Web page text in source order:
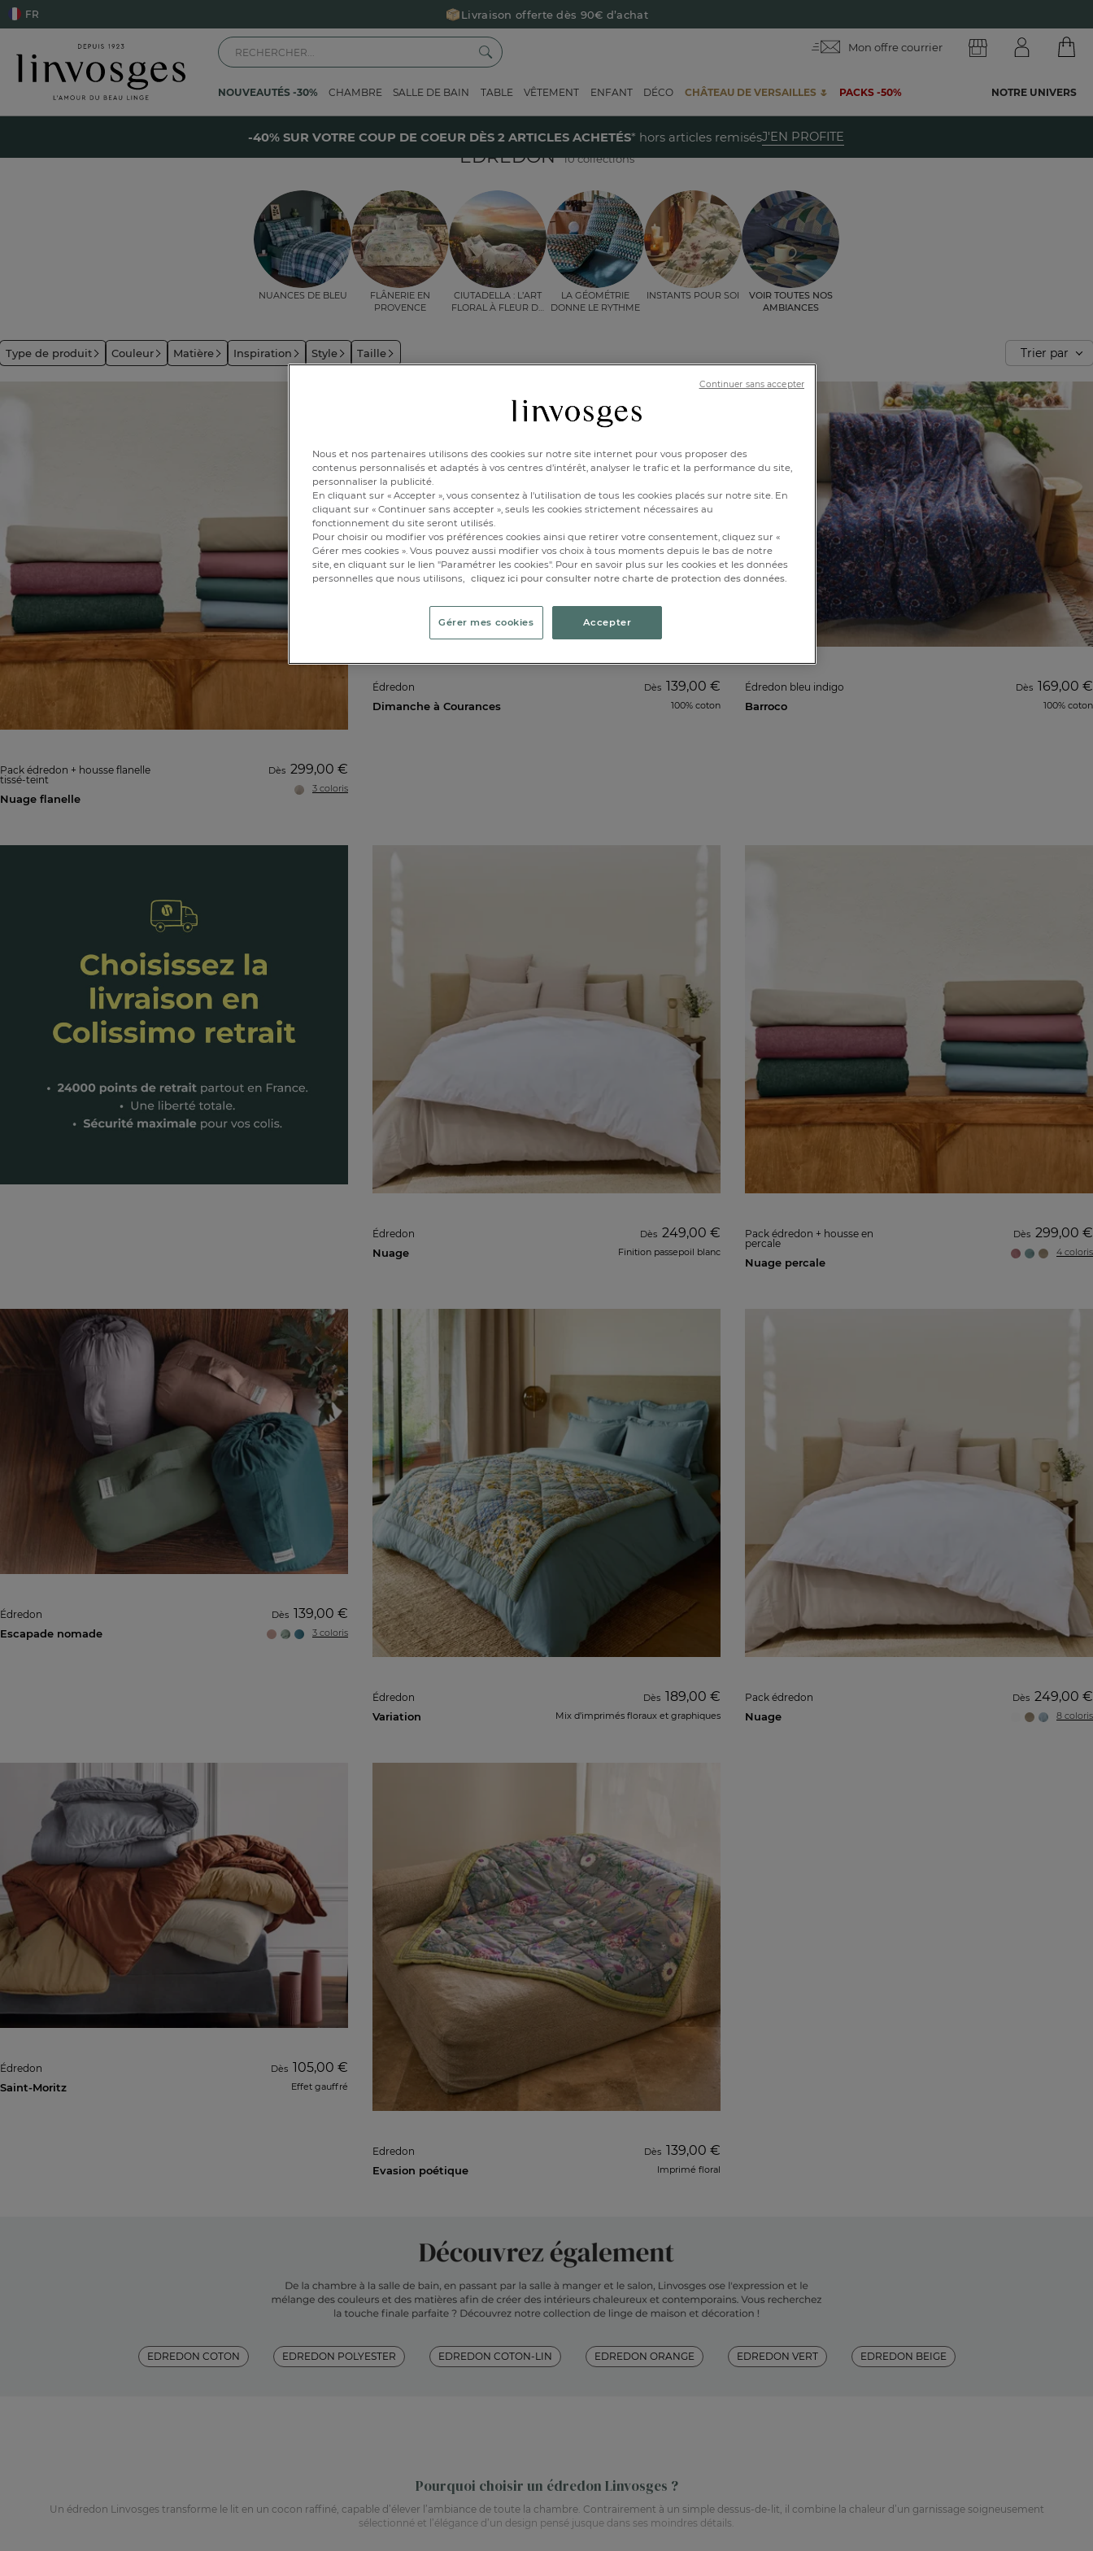
Livraison offerte dès 90€ d’achat
Retour offert avec Colissimo* !
Payez en 3x ou 4x sans frais avec Alma
Le parrainage Linvosges : offrez 15€, recevez 15€ ! Je découvre
-40% sur votre coup de coeur dès 2 articles achetés !
FR
Mon offre courrier
NOUVEAUTÉS -30% CHAMBRE SALLE DE BAIN TABLE VÊTEMENT ENFANT DÉCO CHÂTEAU DE VERSAILLES 🌷 PACKS -50% NOTRE UNIVERS
-40% SUR VOTRE COUP DE COEUR DÈS 2 ARTICLES ACHETÉS* hors articles remisésJ'EN PROFITE
ÉDREDON 10 collections
Nuances de bleu Flânerie en
Provence
Ciutadella : l’art
floral à fleur de
La géométrie
donne le rythme
Instants pour soi Voir toutes nos
ambiances
Type de produit Couleur Matière Inspiration Style Taille Trier par
Pack édredon + housse flanelle
tissé-teint
Nuage flanelle
Dès 299,00 €
3 coloris
Édredon
Dimanche à Courances
Dès 139,00 €
100% coton
Édredon bleu indigo
Barroco
Dès 169,00 €
100% coton
Édredon
Nuage
Dès 249,00 €
Finition passepoil blanc
Pack édredon + housse en
percale
Nuage percale
Dès 299,00 €
4 coloris
Édredon
Escapade nomade
Dès 139,00 €
3 coloris
Édredon
Variation
Dès 189,00 €
Mix d’imprimés floraux et graphiques
Pack édredon
Nuage
Dès 249,00 €
8 coloris
Édredon
Saint-Moritz
Dès 105,00 €
Effet gauffré
Edredon
Evasion poétique
Dès 139,00 €
Imprimé floral
EDREDON COTON EDREDON POLYESTER EDREDON COTON-LIN EDREDON ORANGE EDREDON VERT EDREDON BEIGE
Pourquoi choisir un édredon Linvosges ?
Un édredon Linvosges transforme le lit en un cocon raffiné, capable d’élever l’ambiance de toute la chambre. Contrairement à un simple dessus-de-lit, il combine la chaleur d’un garnissage soigneusement
sélectionné et l’élégance d’un design pensé jusque dans ses moindres détails.
Nous et nos partenaires utilisons des cookies sur notre site internet pour vous proposer des
contenus personnalisés et adaptés à vos centres d’intérêt, analyser le trafic et la performance du site,
personnaliser la publicité.
En cliquant sur « Accepter », vous consentez à l'utilisation de tous les cookies placés sur notre site. En
cliquant sur « Continuer sans accepter », seuls les cookies strictement nécessaires au
fonctionnement du site seront utilisés.
Pour choisir ou modifier vos préférences cookies ainsi que retirer votre consentement, cliquez sur «
Gérer mes cookies ». Vous pouvez aussi modifier vos choix à tous moments depuis le bas de notre
site, en cliquant sur le lien "Paramétrer les cookies". Pour en savoir plus sur les cookies et les données
personnelles que nous utilisons, cliquez ici pour consulter notre charte de protection des données.
Gérer mes cookies Accepter
Continuer sans accepter